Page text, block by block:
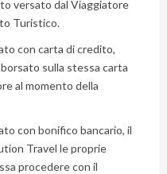
versato dal Viaggiatore
Turistico.
con carta di credito,
sulla stessa carta
al momento della
con bonifico bancario, il
Travel le proprie
procedere con il